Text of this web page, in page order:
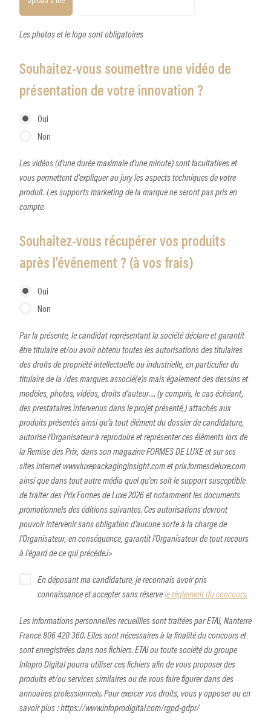
Les photos et le logo sont obligatoires
Souhaitez-vous soumettre une vidéo de
présentation de votre innovation ?
Oui
Non
Les vidéos (d’une durée maximale d’une minute) sont facultatives et
vous permettent d’expliquer au jury les aspects techniques de votre
produit. Les supports marketing de la marque ne seront pas pris en
compte.
Souhaitez-vous récupérer vos produits
après l’événement ? (à vos frais)
Oui
Non
Par la présente, le candidat représentant la société déclare et garantit
être titulaire et/ou avoir obtenu toutes les autorisations des titulaires
des droits de propriété intellectuelle ou industrielle, en particulier du
titulaire de la /des marques associé(e)s mais également des dessins et
modèles, photos, vidéos, droits d’auteur…. (y compris, le cas échéant,
des prestataires intervenus dans le projet présenté,) attachés aux
produits présentés ainsi qu’à tout élément du dossier de candidature,
autorise l’Organisateur à reproduire et représenter ces éléments lors de
la Remise des Prix, dans son magazine FORMES DE LUXE et sur ses
sites internet www.luxepackaginginsight.com et prix.formesdeluxe.com
ainsi que dans tout autre média quel qu’en soit le support susceptible
de traiter des Prix Formes de Luxe 2026 et notamment les documents
promotionnels des éditions suivantes. Ces autorisations devront
pouvoir intervenir sans obligation d’aucune sorte à la charge de
l’Organisateur, en conséquence, garantit l’Organisateur de tout recours
à l’égard de ce qui précède.i>
En déposant ma candidature, je reconnais avoir pris
connaissance et accepter sans réservele règlement du concours.
Les informations personnelles recueillies sont traitées par ETAI, Nanterre
France 806 420 360. Elles sont nécessaires à la finalité du concours et
sont enregistrées dans nos fichiers. ETAI ou toute société du groupe
Infopro Digital pourra utiliser ces fichiers afin de vous proposer des
produits et/ou services similaires ou de vous faire figurer dans des
annuaires professionnels. Pour exercer vos droits, vous y opposer ou en
savoir plus : https://www.infoprodigital.com/rgpd-gdpr/